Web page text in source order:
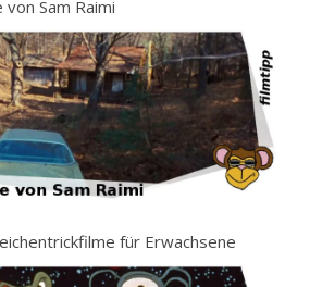
Sam Raimi
für Erwachsene